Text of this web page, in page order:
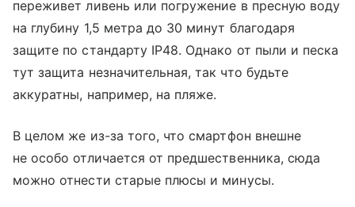
переживет ливень или погружение в пресную воду
на глубину 1,5 метра до 30 минут благодаря
защите по стандарту IP48. Однако от пыли и песка
тут защита незначительная, так что будьте
аккуратны, например, на пляже.
В целом же из-за того, что смартфон внешне
не особо отличается от предшественника, сюда
можно отнести старые плюсы и минусы.